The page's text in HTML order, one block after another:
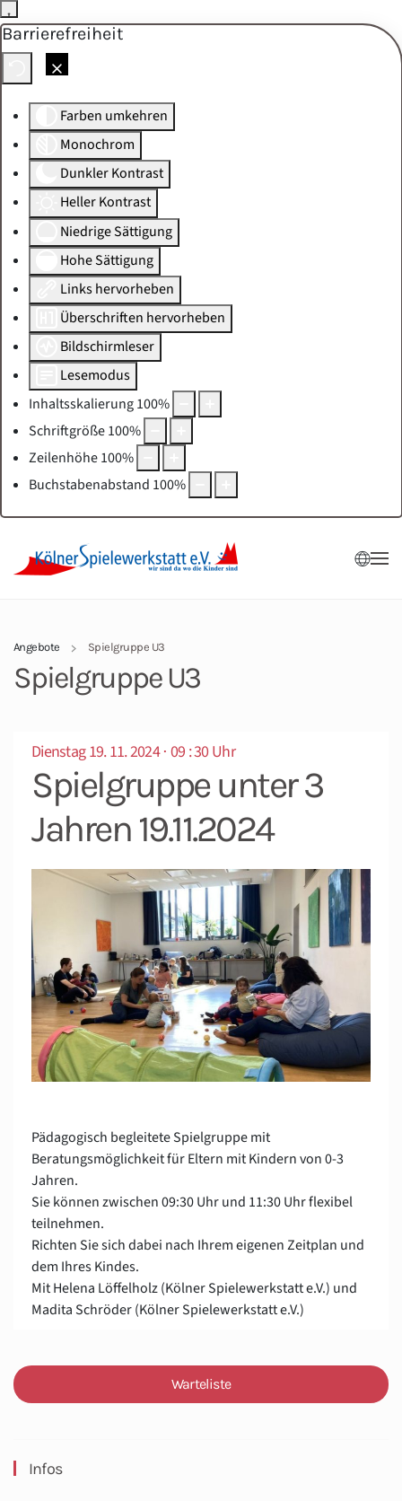
Barrierefreiheit
Farben umkehren
Monochrom
Dunkler Kontrast
Heller Kontrast
Niedrige Sättigung
Hohe Sättigung
Links hervorheben
Überschriften hervorheben
Bildschirmleser
Lesemodus
Inhaltsskalierung100%
Schriftgröße100%
Zeilenhöhe100%
Buchstabenabstand 100%
Skip to main content
Angebote Spielgruppe U3
Spielgruppe U3
Dienstag 19. 11. 2024 ⋅ 09 : 30 Uhr
Spielgruppe unter 3
Jahren 19.11.2024
Pädagogisch begleitete Spielgruppe mit
Beratungsmöglichkeit für Eltern mit Kindern von 0-3
Jahren.
Sie können zwischen 09:30 Uhr und 11:30 Uhr flexibel
teilnehmen.
Richten Sie sich dabei nach Ihrem eigenen Zeitplan und
dem Ihres Kindes.
Mit Helena Löffelholz (Kölner Spielewerkstatt e.V.) und
Madita Schröder (Kölner Spielewerkstatt e.V.)
Warteliste
Infos